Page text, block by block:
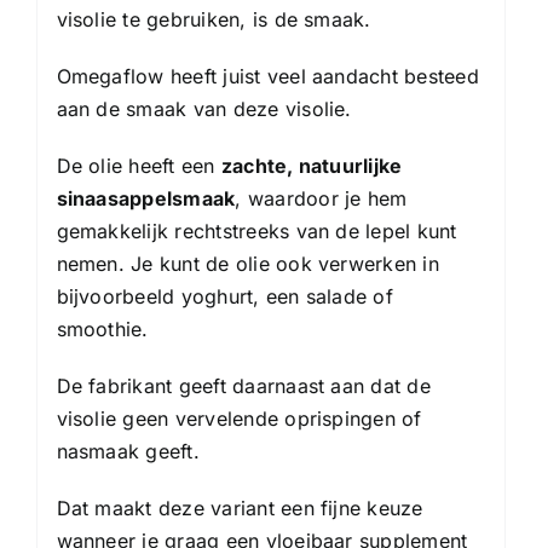
visolie te gebruiken, is de smaak.
Omegaflow heeft juist veel aandacht besteed
aan de smaak van deze visolie.
De olie heeft een zachte, natuurlijke
sinaasappelsmaak, waardoor je hem
gemakkelijk rechtstreeks van de lepel kunt
nemen. Je kunt de olie ook verwerken in
bijvoorbeeld yoghurt, een salade of
smoothie.
De fabrikant geeft daarnaast aan dat de
visolie geen vervelende oprispingen of
nasmaak geeft.
Dat maakt deze variant een fijne keuze
wanneer je graag een vloeibaar supplement